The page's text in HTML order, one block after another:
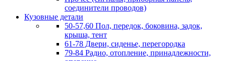
соединители проводов)
Кузовные детали
50-57,60 Пол, передок, боковина, задок,
крыша, тент
61-78 Двери, сиденье, перегородка
79-84 Радио, отопление, принадлежности,